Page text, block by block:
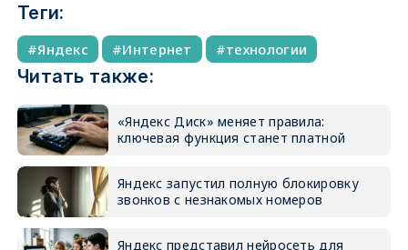
Теги:
Яндекс Интернет технологии
Читать также:
«Яндекс Диск» меняет правила:
ключевая функция станет платной
Яндекс запустил полную блокировку
звонков с незнакомых номеров
Яндекс представил нейросеть для